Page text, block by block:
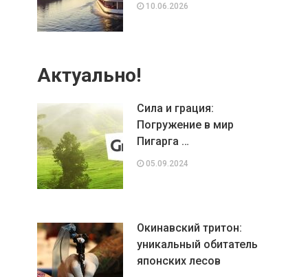
10.06.2026
Актуально!
Сила и грация:
Погружение в мир
Пигарга …
05.09.2024
Окинавский тритон:
уникальный обитатель
японских лесов